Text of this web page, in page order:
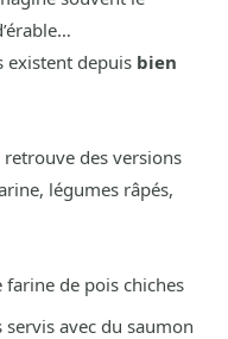
existent depuis bien
des versions
légumes râpés,
farine de pois chiches
servis avec du saumon